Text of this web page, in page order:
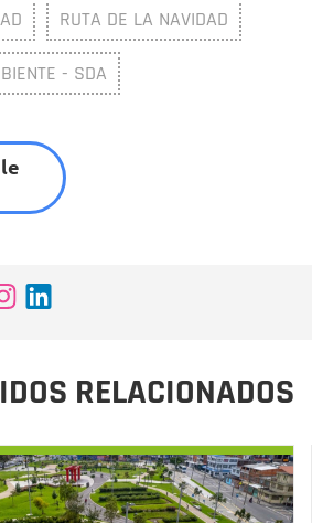
RUTA DE LA NAVIDAD
- SDA
RELACIONADOS